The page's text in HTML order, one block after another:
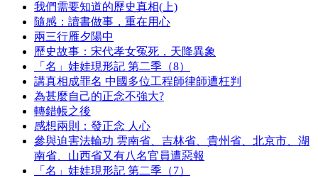
我們需要知道的歷史真相(上)
隨感：讀書做事，重在用心
兩三行雁夕陽中
歷史故事：宋代孝女冤死，天降異象
「名」娃娃現形記 第二季（8）
講真相成罪名 中國多位工程師律師遭枉判
為甚麼自己的正念不強大?
轉錯帳之後
感想兩則：發正念 人心
參與迫害法輪功 雲南省、吉林省、貴州省、北京市、湖
南省、山西省又有八名官員遭惡報
「名」娃娃現形記 第二季（7）